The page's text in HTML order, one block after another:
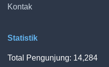
Kontak
Statistik
Total Pengunjung: 14,284